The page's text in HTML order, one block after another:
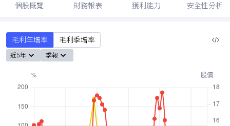
個股概覽 財務報表 獲利能力 安全性分析
毛利年增率 毛利季增率
近5年 季報